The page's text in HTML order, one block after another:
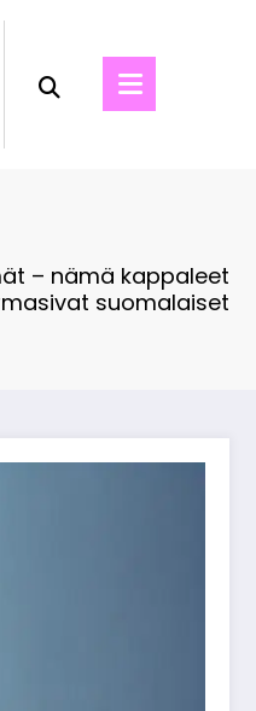
– nämä kappaleet
suomalaiset